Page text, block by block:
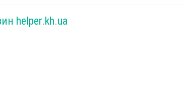
helper.kh.ua